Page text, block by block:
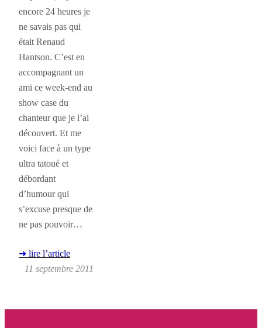
encore 24 heures je
ne savais pas qui
était Renaud
Hantson. C’est en
accompagnant un
ami ce week-end au
show case du
chanteur que je l’ai
découvert. Et me
voici face à un type
ultra tatoué et
débordant
d’humour qui
s’excuse presque de
ne pas pouvoir…
➜ lire l’article
11 septembre 2011